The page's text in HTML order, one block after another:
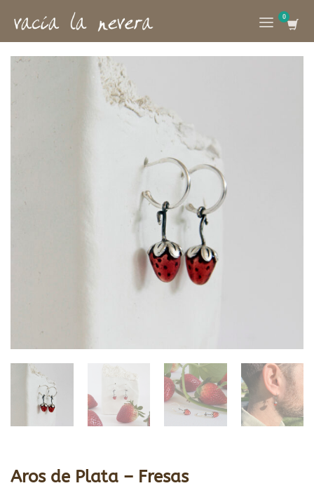
Aros de Plata – Fresas